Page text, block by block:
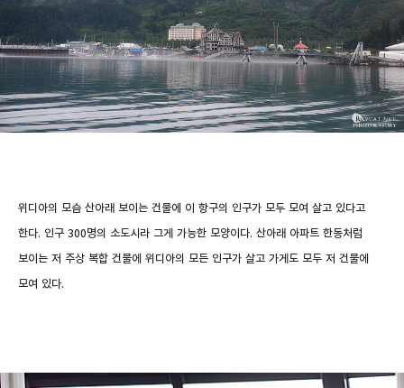
위디아의 모습 산아래 보이는 건물에 이 항구의 인구가 모두 모여 살고 있다고
한다. 인구 300명의 소도시라 그게 가능한 모양이다. 산아래 아파트 한동처럼
보이는 저 주상 복합 건물에 위디아의 모든 인구가 살고 가게도 모두 저 건물에
모여 있다.